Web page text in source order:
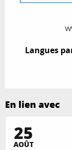
Langues
Langues
En lien avec
25
AOÛT